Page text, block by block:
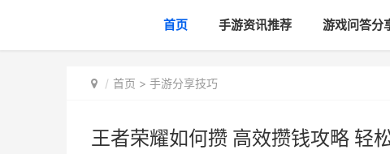
首页 手游资讯推荐 游戏问答分
首页 > 手游分享技巧
王者荣耀如何攒 高效攒钱攻略 轻